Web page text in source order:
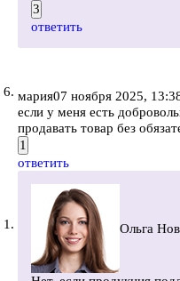
3
ответить
мария07 ноября 2025,
если у меня есть
продавать товар без
1
ответить
Ольга